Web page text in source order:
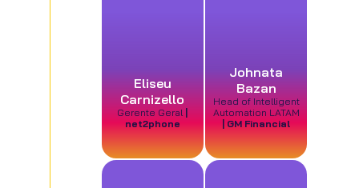
Eliseu
Carnizello
Gerente Geral
net2phone
Johnata
Bazan
Head of Intelligent
Automation LATAM
| GM Financial